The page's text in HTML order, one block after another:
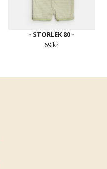
- STORLEK 80 -
69 kr